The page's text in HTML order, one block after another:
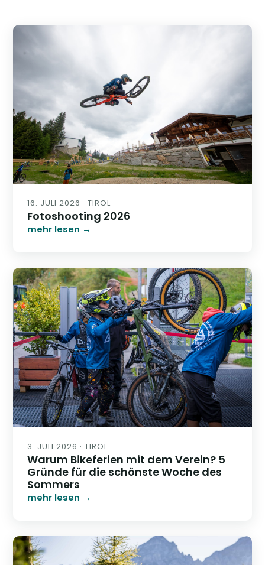
16. JULI 2026 · TIROL
Fotoshooting 2026
mehr lesen →
3. JULI 2026 · TIROL
Warum Bikeferien mit dem Verein? 5
Gründe für die schönste Woche des
Sommers
mehr lesen →